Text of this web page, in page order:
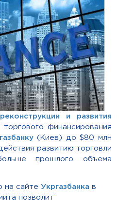
и развития
торгового финансирования
(Киев) до $80 млн
развитию торговли
прошлого объема
на сайте Укргазбанка в
позволит